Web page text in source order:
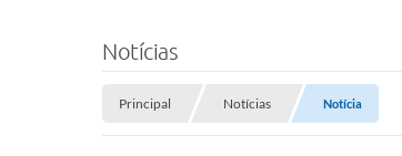
Notícias
Principal Notícias Notícia